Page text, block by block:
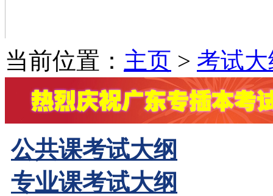
当前位置： 主页 > 考试
公共课考试大纲
专业课考试大纲